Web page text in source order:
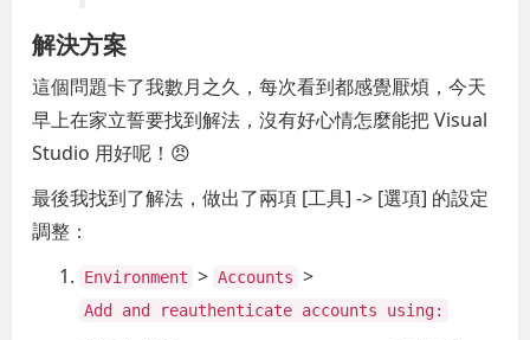
解決方案
這個問題卡了我數月之久，每次看到都感覺厭煩，今天
早上在家立誓要找到解法，沒有好心情怎麼能把 Visual
Studio 用好呢！😠
最後我找到了解法，做出了兩項 [工具] -> [選項] 的設定
調整：
Environment > Accounts >
Add and reauthenticate accounts using: